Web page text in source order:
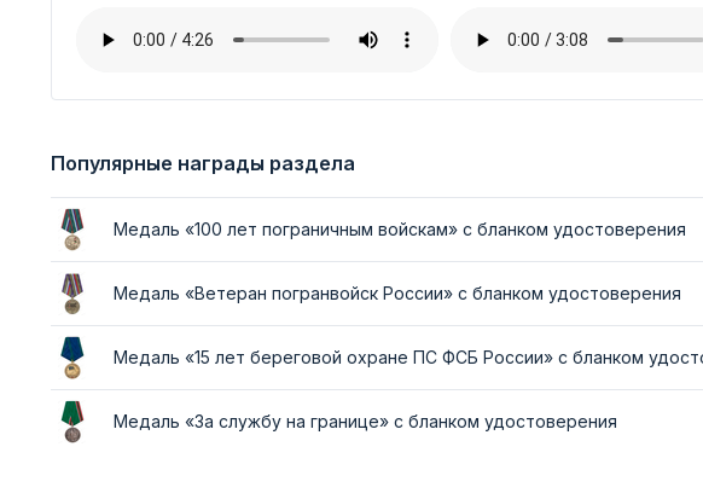
Популярные награды раздела
Медаль «100 лет пограничным войскам» с бланком удостоверения
Медаль «Ветеран погранвойск России» с бланком удостоверения
Медаль «15 лет береговой охране ПС ФСБ России» с бланком
Медаль «За службу на границе» с бланком удостоверения